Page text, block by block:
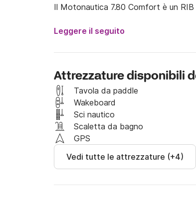
Il Motonautica 7.80 Comfort è un
con amici o familiari, questo
L'imbarcazione è dotata di diverse
Salpa ancora elettrico
Ampie zone prendisole a prua e a poppa
Tendalino parasole
Tavolo da pranzo
Gancio di traino per ciambelle
Ampi vani portaoggetti a prua e a
Ecoscandaglio, GPS Lowrance
Leggere il seguito
Attrezzature disponibili
Tavola da paddle
Wakeboard
Sci nautico
Scaletta da bagno
GPS
Vedi tutte le attrezzature (+4)